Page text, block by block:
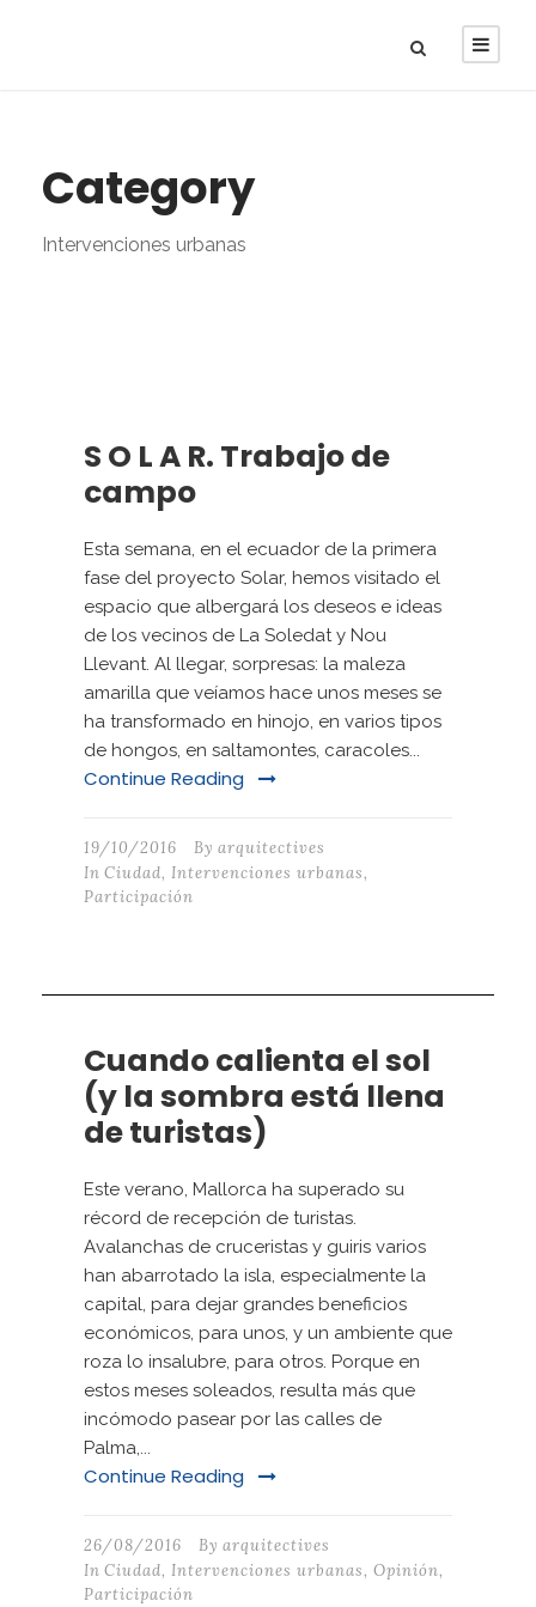
Category
Intervenciones urbanas
S O L A R. Trabajo de
campo
Esta semana, en el ecuador de la primera
fase del proyecto Solar, hemos visitado el
espacio que albergará los deseos e ideas
de los vecinos de La Soledat y Nou
Llevant. Al llegar, sorpresas: la maleza
amarilla que veíamos hace unos meses se
ha transformado en hinojo, en varios tipos
de hongos, en saltamontes, caracoles...
Continue Reading
19/10/2016 By arquitectives
In Ciudad, Intervenciones urbanas,
Participación
Cuando calienta el sol
(y la sombra está llena
de turistas)
Este verano, Mallorca ha superado su
récord de recepción de turistas.
Avalanchas de cruceristas y guiris varios
han abarrotado la isla, especialmente la
capital, para dejar grandes beneficios
económicos, para unos, y un ambiente que
roza lo insalubre, para otros. Porque en
estos meses soleados, resulta más que
incómodo pasear por las calles de
Palma,...
Continue Reading
26/08/2016 By arquitectives
In Ciudad, Intervenciones urbanas, Opinión,
Participación